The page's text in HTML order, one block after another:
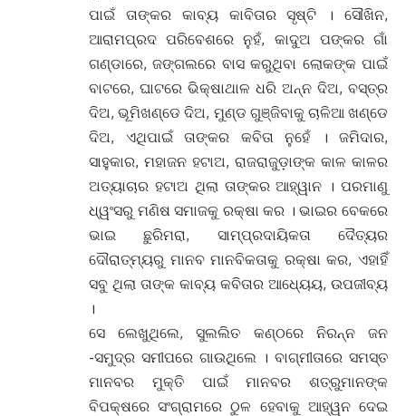
ପାଇଁ ତାଙ୍କର କାବ୍ୟ କାବିତାର ସୃଷ୍ଟି । ସୌଖିନ,
ଆରାମପ୍ରଦ ପରିବେଶରେ ନୁହଁ, କାଦୁଅ ପଙ୍କର ଗାଁ
ଗଣ୍ଡାରେ, ଜଙ୍ଗଲରେ ବାସ କରୁଥିବା ଲୋକଙ୍କ ପାଇଁ
ବାଟରେ, ଘାଟରେ ଭିକ୍ଷାଥାଳ ଧରି ଅନ୍ନ ଦିଅ, ବସ୍ତ୍ର
ଦିଅ, ଭୂମିଖଣ୍ଡେ ଦିଅ, ମୁଣ୍ଡ ଗୁଞ୍ଜିବାକୁ ଚାଳିଆ ଖଣ୍ଡେ
ଦିଅ, ଏଥିପାଇଁ ତାଙ୍କର କବିତା ନୁହେଁ । ଜମିଦାର,
ସାହୁକାର, ମହାଜନ ହଟାଅ, ରାଜରାଜୁଡ଼ାଙ୍କ କାଳ କାଳର
ଅତ୍ୟାଚାର ହଟାଅ ଥିଲା ତାଙ୍କର ଆହ୍ୱାନ । ପରମାଣୁ
ଧ୍ୱଂସରୁ ମଣିଷ ସମାଜକୁ ରକ୍ଷା କର । ଭାଇର ବେକରେ
ଭାଇ ଛୁରିମରା, ସାମ୍ପ୍ରଦାୟିକତା ଦୈତ୍ୟର
ଦୌରାତ୍ମ୍ୟରୁ ମାନବ ମାନବିକତାକୁ ରକ୍ଷା କର, ଏହାହିଁ
ସବୁ ଥିଲା ତାଙ୍କ କାବ୍ୟ କବିତାର ଆଧ୍ୟେୟ, ଉପଜୀବ୍ୟ
।
ସେ ଲେଖୁଥିଲେ, ସୁଲଲିତ କଣ୍ଠରେ ନିରନ୍ନ ଜନ
-ସମୁଦ୍ର ସମୀପରେ ଗାଉଥିଲେ । ବାଗ୍ମୀତାରେ ସମସ୍ତ
ମାନବର ମୁକ୍ତି ପାଇଁ ମାନବର ଶତ୍ରୁମାନଙ୍କ
ବିପକ୍ଷରେ ସଂଗ୍ରାମରେ ଠୁଳ ହେବାକୁ ଆହ୍ୱନ ଦେଇ